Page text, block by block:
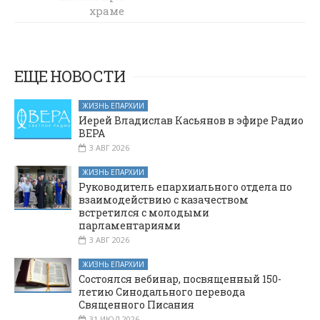
это всегда
Христос, волхвы
принесли Ему
дары, что же
подарим
родившемуся
Спасителю мы?»
храме
Вешенской c
Рождественским
поздравлением
посетили дом
престарелых в
хуторе
ЕЩЕ НОВОСТИ
ЖИЗНЬ ЕПАРХИИ
Иерей Владислав Касьянов в эфире Радио
ВЕРА
3 АВГ 2026
ЖИЗНЬ ЕПАРХИИ
Руководитель епархиального отдела по
взаимодействию с казачеством
встретился с молодыми
парламентариями
3 АВГ 2026
ЖИЗНЬ ЕПАРХИИ
Состоялся вебинар, посвященный 150-
летию Синодального перевода
Священного Писания